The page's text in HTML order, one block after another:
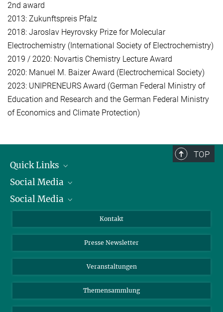
2nd award
2013: Zukunftspreis Pfalz
2018: Jaroslav Heyrovsky Prize for Molecular
Electrochemistry (International Society of Electrochemistry)
2019 / 2020: Novartis Chemistry Lecture Award
2020: Manuel M. Baizer Award (Electrochemical Society)
2023: UNIPRENEURS Award (German Federal Ministry of
Education and Research and the German Federal Ministry
of Economics and Climate Protection)
TOP
Quick Links
Präsident
Zahlen und Fakten
Social Media
Bluesky
TikTok
Social Media
Instagram
YouTube
Kontakt
Presse Newsletter
Veranstaltungen
Themensammlung